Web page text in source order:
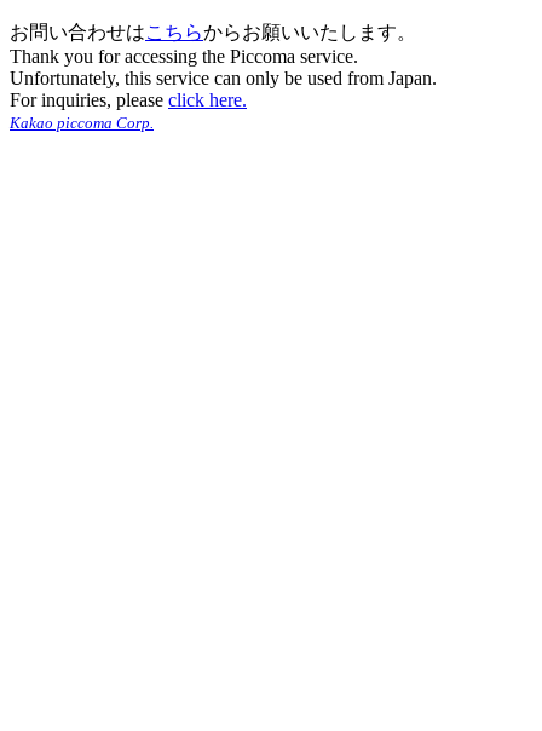
お問い合わせはこちらからお願いいたします。
Thank you for accessing the Piccoma service.
Unfortunately, this service can only be used from Japan.
For inquiries, please click here.
Kakao piccoma Corp.